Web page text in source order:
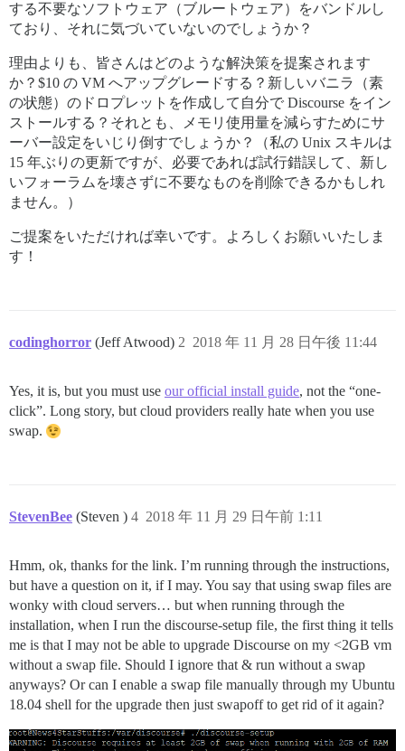
する不要なソフトウェア（ブルートウェア）をバンドルし
ており、それに気づいていないのでしょうか？
理由よりも、皆さんはどのような解決策を提案されます
か？$10 の VM へアップグレードする？新しいバニラ（素
の状態）のドロプレットを作成して自分で Discourse をイン
ストールする？それとも、メモリ使用量を減らすためにサ
ーバー設定をいじり倒すでしょうか？（私の Unix スキルは
15 年ぶりの更新ですが、必要であれば試行錯誤して、新し
いフォーラムを壊さずに不要なものを削除できるかもしれ
ません。）
ご提案をいただければ幸いです。よろしくお願いいたしま
す！
codinghorror (Jeff Atwood) 2018 年 11 月 28 日午後 11:44
2
Yes, it is, but you must use our official install guide, not the “one-
click”. Long story, but cloud providers really hate when you use
swap.
StevenBee (Steven ) 2018 年 11 月 29 日午前 1:11
4
Hmm, ok, thanks for the link. I’m running through the instructions,
but have a question on it, if I may. You say that using swap files are
wonky with cloud servers… but when running through the
installation, when I run the discourse-setup file, the first thing it tells
me is that I may not be able to upgrade Discourse on my <2GB vm
without a swap file. Should I ignore that & run without a swap
anyways? Or can I enable a swap file manually through my Ubuntu
18.04 shell for the upgrade then just swapoff to get rid of it again?